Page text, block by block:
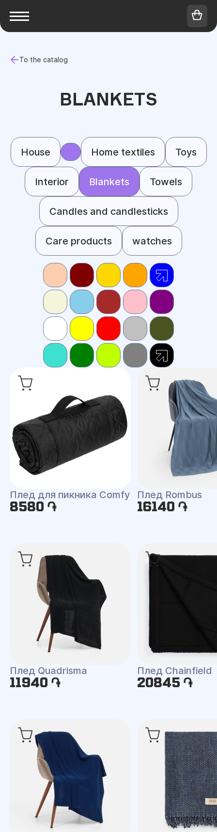
To the catalog
BLANKETS
House Home textiles Toys
Interior Blankets Towels
Candles and candlesticks
Care products watches
Плед для пикника Comfy
8580 ֏
Плед Rombus
16140 ֏
Плед Quadrisma
11940 ֏
Плед Chainfield
20845 ֏